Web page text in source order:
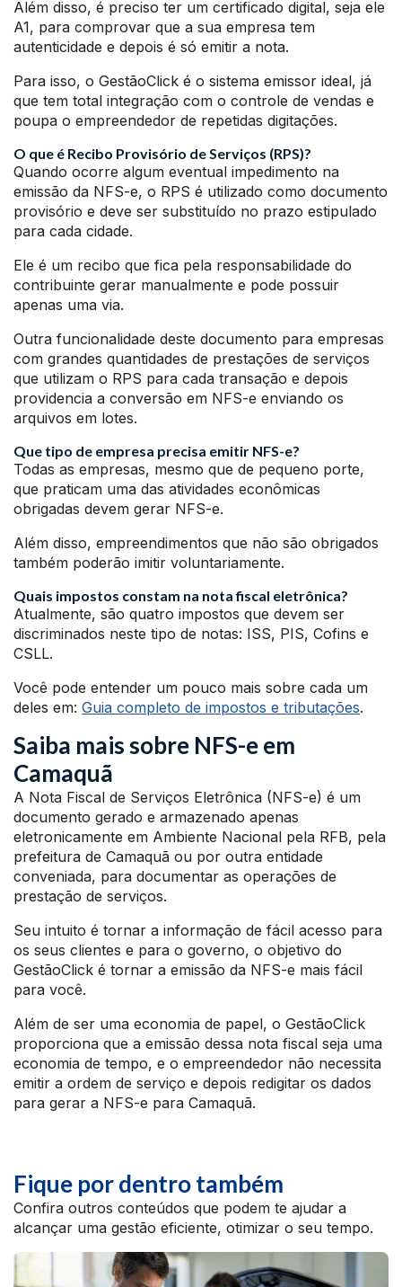
Além disso, é preciso ter um certificado digital, seja ele
A1, para comprovar que a sua empresa tem
autenticidade e depois é só emitir a nota.
Para isso, o GestãoClick é o sistema emissor ideal, já
que tem total integração com o controle de vendas e
poupa o empreendedor de repetidas digitações.
O que é Recibo Provisório de Serviços (RPS)?
Quando ocorre algum eventual impedimento na
emissão da NFS-e, o RPS é utilizado como documento
provisório e deve ser substituído no prazo estipulado
para cada cidade.
Ele é um recibo que fica pela responsabilidade do
contribuinte gerar manualmente e pode possuir
apenas uma via.
Outra funcionalidade deste documento para empresas
com grandes quantidades de prestações de serviços
que utilizam o RPS para cada transação e depois
providencia a conversão em NFS-e enviando os
arquivos em lotes.
Que tipo de empresa precisa emitir NFS-e?
Todas as empresas, mesmo que de pequeno porte,
que praticam uma das atividades econômicas
obrigadas devem gerar NFS-e.
Além disso, empreendimentos que não são obrigados
também poderão imitir voluntariamente.
Quais impostos constam na nota fiscal eletrônica?
Atualmente, são quatro impostos que devem ser
discriminados neste tipo de notas: ISS, PIS, Cofins e
CSLL.
Você pode entender um pouco mais sobre cada um
deles em: Guia completo de impostos e tributações.
Saiba mais sobre NFS-e em
Camaquã
A Nota Fiscal de Serviços Eletrônica (NFS-e) é um
documento gerado e armazenado apenas
eletronicamente em Ambiente Nacional pela RFB, pela
prefeitura de Camaquã ou por outra entidade
conveniada, para documentar as operações de
prestação de serviços.
Seu intuito é tornar a informação de fácil acesso para
os seus clientes e para o governo, o objetivo do
GestãoClick é tornar a emissão da NFS-e mais fácil
para você.
Além de ser uma economia de papel, o GestãoClick
proporciona que a emissão dessa nota fiscal seja uma
economia de tempo, e o empreendedor não necessita
emitir a ordem de serviço e depois redigitar os dados
para gerar a NFS-e para Camaquã.
Fique por dentro também
Confira outros conteúdos que podem te ajudar a
alcançar uma gestão eficiente, otimizar o seu tempo.